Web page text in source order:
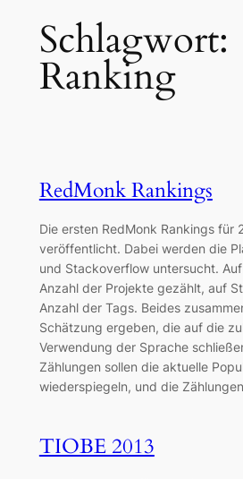
Schlagwort:
Ranking
RedMonk Rankings
Die ersten RedMonk Rankings für
veröffentlicht. Dabei werden die
und Stackoverflow untersucht.
Anzahl der Projekte gezählt, auf
Anzahl der Tags. Beides
Schätzung ergeben, die auf die
Verwendung der Sprache
Zählungen sollen die aktuelle
wiederspiegeln, und die
TIOBE 2013